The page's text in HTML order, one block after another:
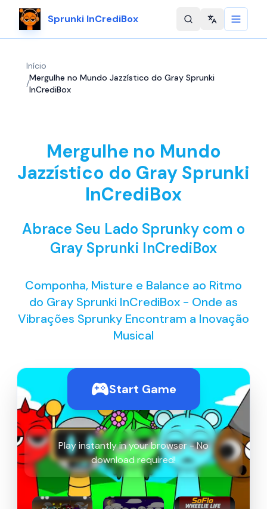
Sprunki InCrediBox Change
Início
/
Mergulhe no Mundo Jazzístico do Gray Sprunki
InCrediBox
Mergulhe no Mundo
Jazzístico do Gray Sprunki
InCrediBox
Abrace Seu Lado Sprunky com o
Gray Sprunki InCrediBox
Componha, Misture e Balance ao Ritmo
do Gray Sprunki InCrediBox - Onde as
Vibrações Sprunky Encontram a Inovação
Musical
Start Game
Play instantly in your browser - No
download required!